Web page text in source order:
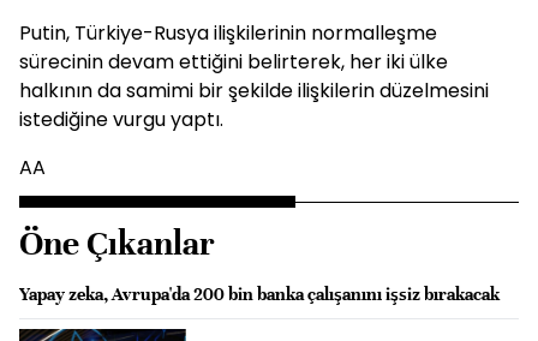
Putin, Türkiye-Rusya ilişkilerinin normalleşme
sürecinin devam ettiğini belirterek, her iki ülke
halkının da samimi bir şekilde ilişkilerin düzelmesini
istediğine vurgu yaptı.
AA
Öne Çıkanlar
Yapay zeka, Avrupa'da 200 bin banka çalışanını işsiz bırakacak